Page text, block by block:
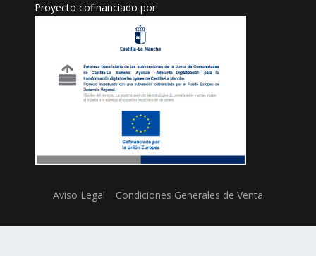
Proyecto cofinanciado por:
Aviso Legal Condiciones Generales de Venta